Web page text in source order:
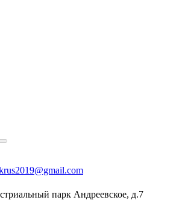
парк Андреевское, д.7